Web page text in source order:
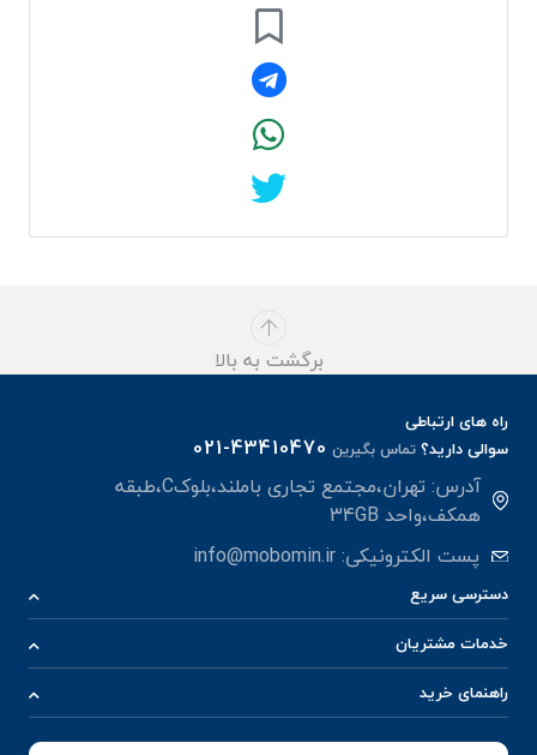
برگشت به بالا
راه های ارتباطی
سوالی دارید؟تماس بگیرین 021-43410470
آدرس: تهران،مجتمع تجاری باملند،بلوکC،طبقه
همکف،واحد 34GB
پست الکترونیکی:info@mobomin.ir
دسترسی سریع
خدمات مشتریان
راهنمای خرید